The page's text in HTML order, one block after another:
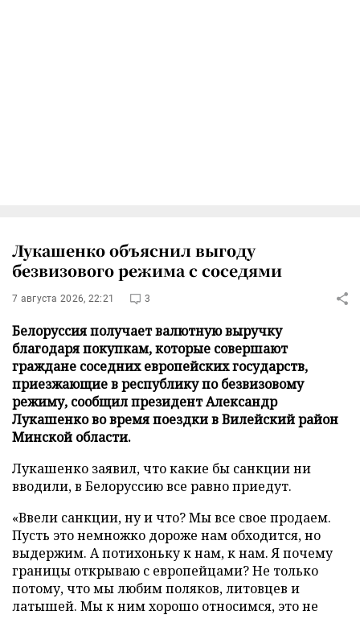
Лукашенко объяснил выгоду
безвизового режима с соседями
7 августа 2026, 22:21 3
Белоруссия получает валютную выручку
благодаря покупкам, которые совершают
граждане соседних европейских государств,
приезжающие в республику по безвизовому
режиму, сообщил президент Александр
Лукашенко во время поездки в Вилейский район
Минской области.
Лукашенко заявил, что какие бы санкции ни
вводили, в Белоруссию все равно приедут.
«Ввели санкции, ну и что? Мы все свое продаем.
Пусть это немножко дороже нам обходится, но
выдержим. А потихоньку к нам, к нам. Я почему
границы открываю с европейцами? Не только
потому, что мы любим поляков, литовцев и
латышей. Мы к ним хорошо относимся, это не